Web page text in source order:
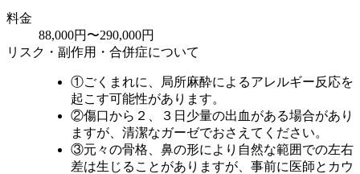
料金
88,000円〜290,000円
リスク・副作用・合併症について
①ごくまれに、局所麻酔によるアレルギー反応を
起こす可能性があります。
②傷口から２、３日少量の出血がある場合があり
ますが、清潔なガーゼでおさえてください。
③元々の骨格、鼻の形により自然な範囲での左右
差は生じることがありますが、事前に医師とカウ